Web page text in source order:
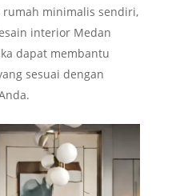
minimalis sendiri,
interior Medan
dapat membantu
sesuai dengan